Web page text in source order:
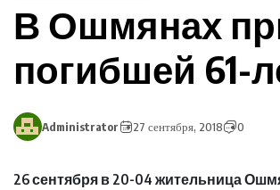
В Ошмянах
погибшей 61-
Administrator 27 сентября, 2018 0
26 сентября в 20-04 жительница